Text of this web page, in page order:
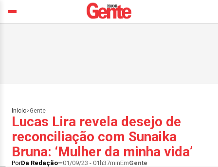
Início>Gente
Lucas Lira revela desejo de
reconciliação com Sunaika
Bruna: ‘Mulher da minha vida’
PorDa Redação 01/09/23 - 01h37minEmGente